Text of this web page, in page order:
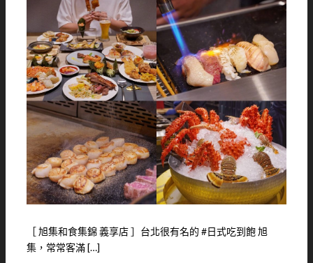
［ 旭集和食集錦 義享店 ］台北很有名的 #日式吃到飽 旭
集，常常客滿 […]